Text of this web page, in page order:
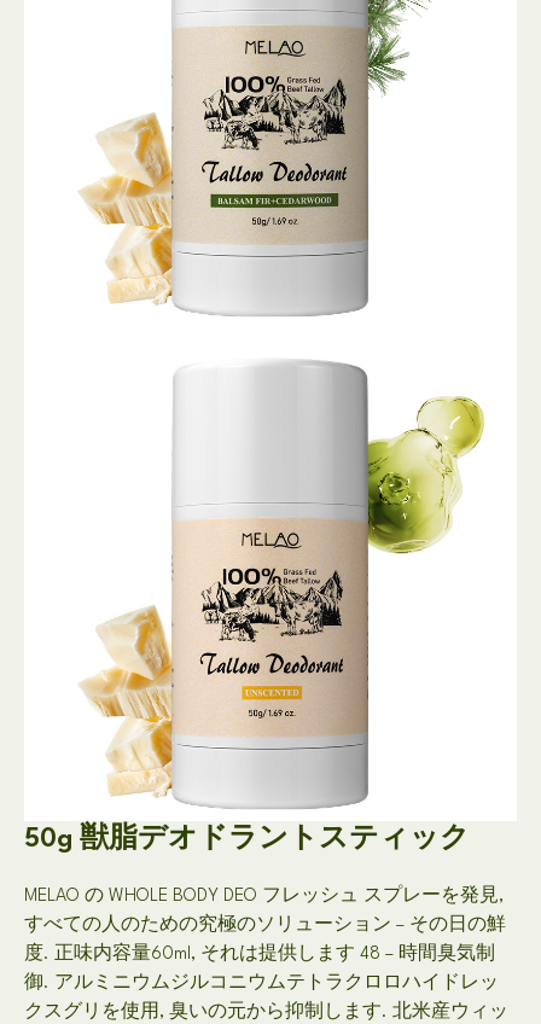
50g 獣脂デオドラントスティック
MELAO の WHOLE BODY DEO フレッシュ スプレーを発見,
すべての人のための究極のソリューション – その日の鮮
度. 正味内容量60ml, それは提供します 48 – 時間臭気制
御. アルミニウムジルコニウムテトラクロロハイドレッ
クスグリを使用, 臭いの元から抑制します. 北米産ウィッ